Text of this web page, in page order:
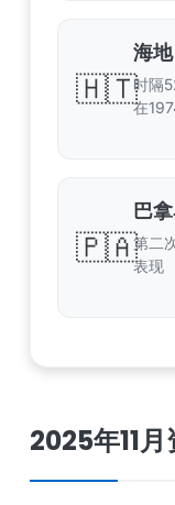
🇭🇹
海地
时隔
在
🇵🇦
巴
第二
表现
2025年11